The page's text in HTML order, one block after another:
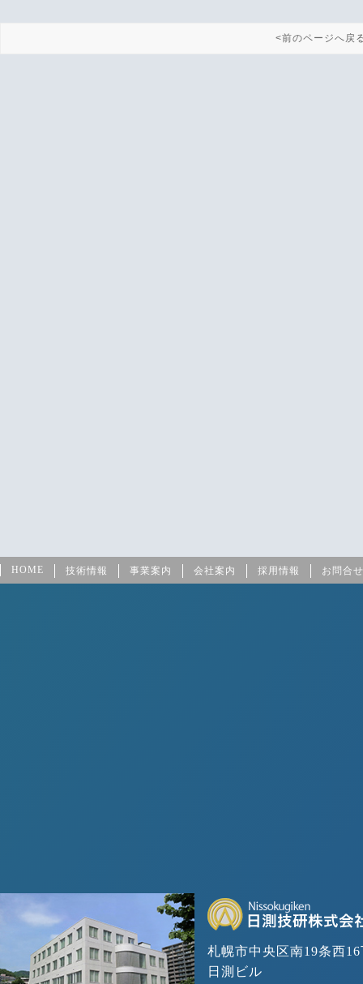
<前のページへ戻
HOME 技術情報 事業案内 会社案内 採用情報 お問合せ
札幌市中央区南19条西
日測ビル